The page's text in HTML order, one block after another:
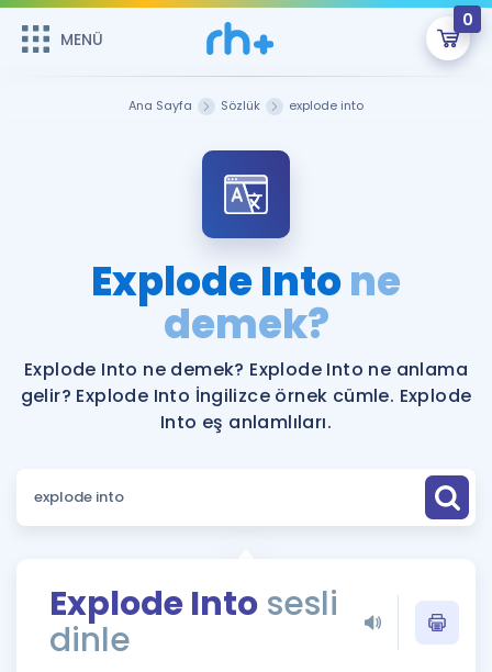
MENÜ
0
Şifremi Hatırlamıyorum
Sepetin Şu An Boş.
Remzi Hoca ile seni sınava hazırlayacak onlarca eğitim seni
bekliyor!
MENÜ
Katılımcı Görüşleri
Faydalı Araçlar
Ücretsiz Kaynaklar
ÖSYM Sınav Takvimi
Kampanyalar
İngilizce Gramer
Ana Sayfa Sözlük explode into
Explode Intone
demek?
Explode Into ne demek? Explode Into ne anlama
gelir? Explode Into İngilizce örnek cümle. Explode
Into eş anlamlıları.
Explode Into sesli
dinle